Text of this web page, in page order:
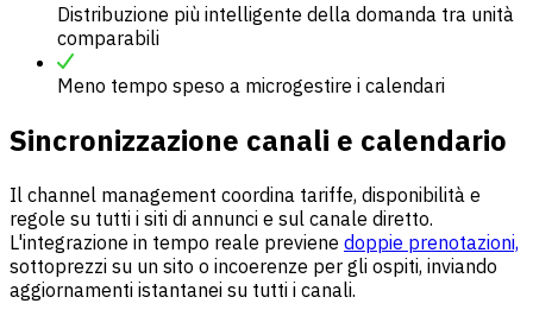
Distribuzione più intelligente della domanda tra unità
comparabili
Meno tempo speso a microgestire i calendari
Sincronizzazione canali e calendario
Il channel management coordina tariffe, disponibilità e
regole su tutti i siti di annunci e sul canale diretto.
L'integrazione in tempo reale previene doppie prenotazioni,
sottoprezzi su un sito o incoerenze per gli ospiti, inviando
aggiornamenti istantanei su tutti i canali.